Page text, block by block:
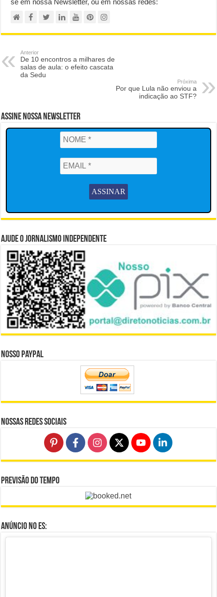
se em nossa Newsletter, ou em nossas redes:
Anterior
De 10 encontros a milhares de
salas de aula: o efeito cascata
da Sedu
Próxima
Por que Lula não enviou a
indicação ao STF?
Assine Nossa Newsletter
Ajude o Jornalismo Independente
Nosso Paypal
Nossas Redes Sociais
Previsão do Tempo
Anúncio no ES: